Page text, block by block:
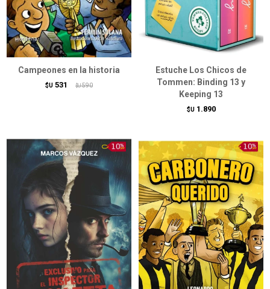
Campeones en la historia
$U 531 $U 590
Estuche Los Chicos de
Tommen: Binding 13 y
Keeping 13
$U 1.890